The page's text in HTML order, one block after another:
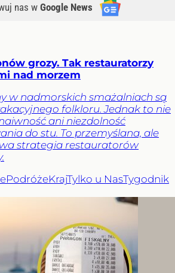
nas w Google News
grozy. Tak restauratorzy
nad morzem
w nadmorskich smażalniach są
folkloru. Jednak to nie
ani niezdolność
do stu. To przemyślana, ale
strategia restauratorów
PodróżeKrajTylko u NasTygodnik